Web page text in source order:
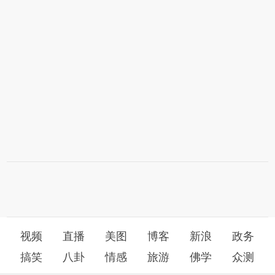
视频 直播 美图 博客 新浪
政务
搞笑
八卦 情感 旅游 佛学 众测